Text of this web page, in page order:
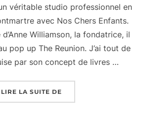
véritable studio professionnel en
avec Nos Chers Enfants.
Williamson, la fondatrice, il
pop up The Reunion. J’ai tout de
par son concept de livres …
LIRE LA SUITE DE« DES LIVRES AUDIO